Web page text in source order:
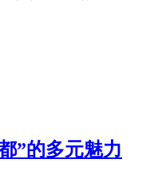
”的多元魅力